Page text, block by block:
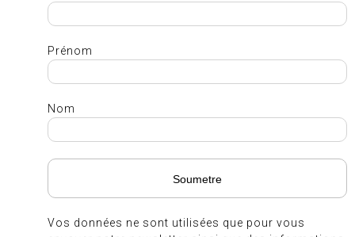
Prénom
Nom
Vos données ne sont utilisées que pour vous